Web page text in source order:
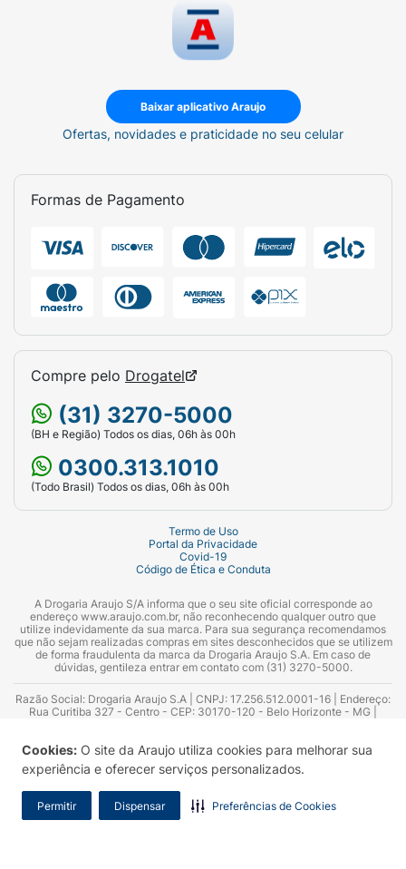
Cookies: O site da Araujo utiliza cookies para melhorar sua
experiência e oferecer serviços personalizados.
Permitir Dispensar Preferências de Cookies
Baixar aplicativo Araujo
Ofertas, novidades e praticidade no seu celular
Formas de Pagamento
Compre pelo Drogatel
(31) 3270-5000
(BH e Região) Todos os dias, 06h às 00h
0300.313.1010
(Todo Brasil) Todos os dias, 06h às 00h
Termo de Uso
Portal da Privacidade
Covid-19
Código de Ética e Conduta
A Drogaria Araujo S/A informa que o seu site oficial corresponde ao
endereço www.araujo.com.br, não reconhecendo qualquer outro que
utilize indevidamente da sua marca. Para sua segurança recomendamos
que não sejam realizadas compras em sites desconhecidos que se utilizem
de forma fraudulenta da marca da Drogaria Araujo S.A. Em caso de
dúvidas, gentileza entrar em contato com (31) 3270-5000.
Razão Social: Drogaria Araujo S.A | CNPJ: 17.256.512.0001-16 | Endereço:
Rua Curitiba 327 - Centro - CEP: 30170-120 - Belo Horizonte - MG |
Azevedo Guimarães – CRF 10.965 | Yasmin Silva Alvarenga – CRF 52.584 -
Consultor substituto: Thiago Aguiar Pinheiro - CRF Nº 13.748. Alvará
Sanitário: 2025020713 | Autorização de Funcionamento da Empresa (AFE):